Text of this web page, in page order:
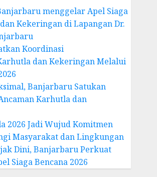
menggelar Apel Siaga
Kekeringan di Lapangan Dr.
Koordinasi
dan Kekeringan Melalui
Banjarbaru Satukan
Karhutla dan
2026 Jadi Wujud Komitmen
Masyarakat dan Lingkungan
Dini, Banjarbaru Perkuat
Siaga Bencana 2026